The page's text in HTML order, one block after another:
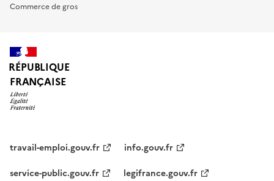
Commerce de gros
RÉPUBLIQUE
FRANÇAISE
travail-emploi.gouv.fr
info.gouv.fr
service-public.gouv.fr
legifrance.gouv.fr